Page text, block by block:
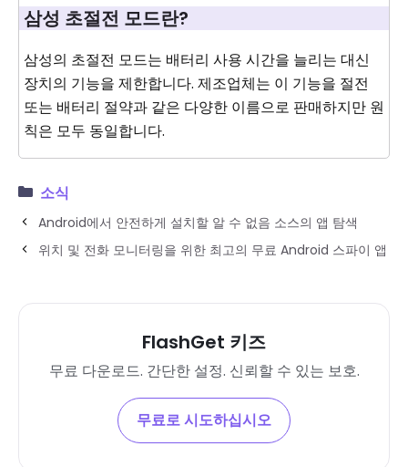
삼성 초절전 모드란?
삼성의 초절전 모드는 배터리 사용 시간을 늘리는 대신
장치의 기능을 제한합니다. 제조업체는 이 기능을 절전
또는 배터리 절약과 같은 다양한 이름으로 판매하지만 원
칙은 모두 동일합니다.
소식
Android에서 안전하게 설치할 알 수 없음 소스의 앱 탐색
위치 및 전화 모니터링을 위한 최고의 무료 Android 스파이 앱
FlashGet 키즈
무료 다운로드. 간단한 설정. 신뢰할 수 있는 보호.
무료로 시도하십시오